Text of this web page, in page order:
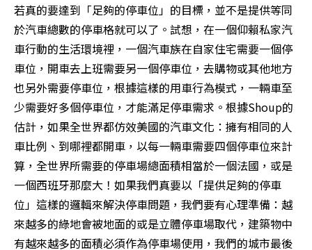
若真的要達到「足夠的停車位」的目標，並不是提供等同
於汽車總數的停車格就可以了。試想，在一個仰賴私家汽
車行動的生活環境裡，一個汽車族在自家住宅需要一個停
車位，開車去上班需要另一個停車位，去購物或其他地方
也另外需要停車位，根據這樣的用車行為模式，一輛車至
少需要好多個停車位，才能滿足停車需求。根據Shoup的
估計，如果全世界都仿效美國的汽車文化：擁有相同的人
車比例、到哪裡都開車，以每一輛車需要四個停車位來計
算，全世界所需要的停車場總面積相當於一個法國，或是
一個西班牙那麼大！如果我們真要以「提供足夠的停車
位」這樣的邏輯來解決停車問題，我們要有心理準備：越
來越多的綠地會被地面的或是立體停車場取代，建築物中
有越來越多的面積必須作為停車場使用，我們的城市最後